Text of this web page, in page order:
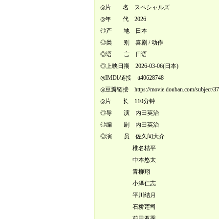
◎片 名 スペシャルズ
◎年 代 2026
◎产 地 日本
◎类 别 喜剧 / 动作
◎语 言 日语
◎上映日期 2026-03-06(日本)
◎IMDb链接 tt40628748
◎豆瓣链接 https://movie.douban.com/subject/
◎片 长 110分钟
◎导 演 内田英治
◎编 剧 内田英治
◎演 员 佐久间大介
椎名桔平
中本悠太
青柳翔
小泽仁志
平川结月
石桥莲司